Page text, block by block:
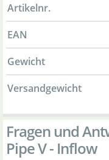
Artikelnr.
EAN
Gewicht
Versandgewicht
Fragen und
Pipe V - Inflow